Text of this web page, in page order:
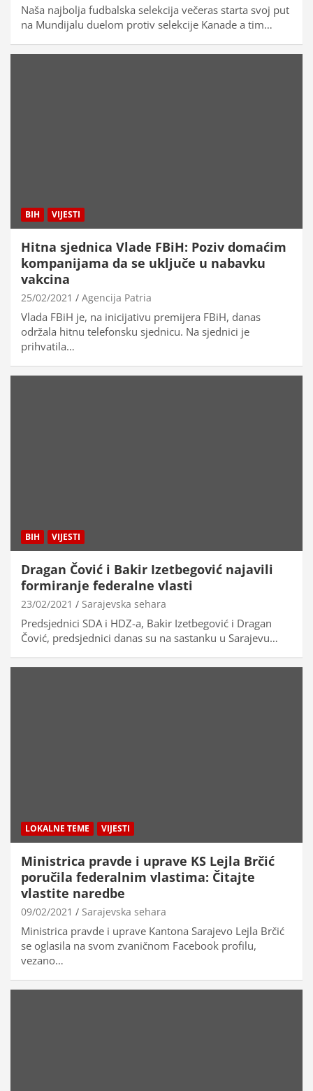
Naša najbolja fudbalska selekcija večeras starta svoj put
na Mundijalu duelom protiv selekcije Kanade a tim…
BIH VIJESTI
Hitna sjednica Vlade FBiH: Poziv domaćim
kompanijama da se uključe u nabavku
vakcina
25/02/2021 Agencija Patria
Vlada FBiH je, na inicijativu premijera FBiH, danas
održala hitnu telefonsku sjednicu. Na sjednici je
prihvatila…
BIH VIJESTI
Dragan Čović i Bakir Izetbegović najavili
formiranje federalne vlasti
23/02/2021 Sarajevska sehara
Predsjednici SDA i HDZ-a, Bakir Izetbegović i Dragan
Čović, predsjednici danas su na sastanku u Sarajevu…
LOKALNE TEME VIJESTI
Ministrica pravde i uprave KS Lejla Brčić
poručila federalnim vlastima: Čitajte
vlastite naredbe
09/02/2021 Sarajevska sehara
Ministrica pravde i uprave Kantona Sarajevo Lejla Brčić
se oglasila na svom zvaničnom Facebook profilu,
vezano…